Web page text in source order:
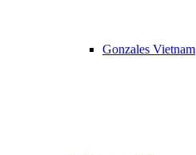
Gonzales Vietnam